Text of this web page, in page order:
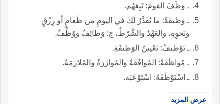
ـ وَظَفَ القومَ: تَبِعَهُم.
ـ وَظيفَةُ: ما يُقدَّرُ لَكَ في اليومِ من طَعامٍ أو رِزْقٍ
ونَحوِهِ، والعَهْدُ والشَّرْطُ، ج: وَظائِفُ ووُظُفٌ.
ـ تَوْظيفُ: تَعْيينُ الوَظيفَةِ.
ـ مُواظَفَةُ: المُوافَقَةُ والمُوازَرَةُ والمُلازَمَةُ.
ـ اسْتَوْظَفَهُ: اسْتَوْعَبَه.
عرض المزيد